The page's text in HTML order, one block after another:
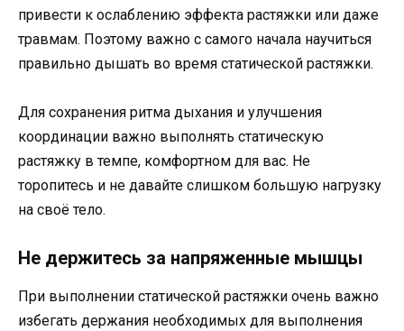
привести к ослаблению эффекта растяжки или даже
травмам. Поэтому важно с самого начала научиться
правильно дышать во время статической растяжки.
Для сохранения ритма дыхания и улучшения
координации важно выполнять статическую
растяжку в темпе, комфортном для вас. Не
торопитесь и не давайте слишком большую нагрузку
на своё тело.
Не держитесь за напряженные мышцы
При выполнении статической растяжки очень важно
избегать держания необходимых для выполнения